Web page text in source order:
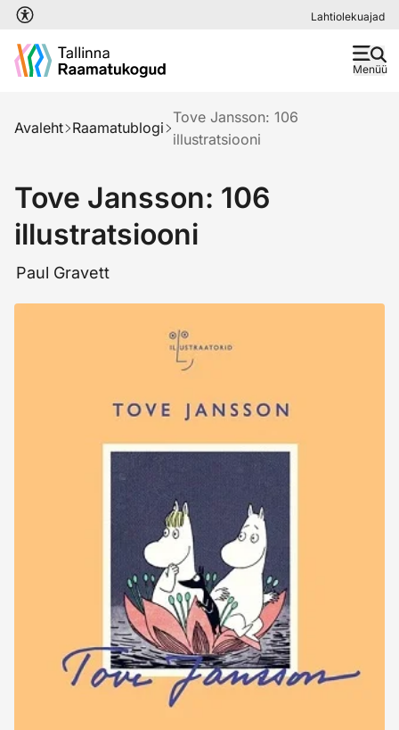
Liigu edasi põhisisu juurde Lahtiolekuajad
Menüü
Avaleht Raamatublogi
Tove Jansson: 106
illustratsiooni
Tove Jansson: 106
illustratsiooni
Paul Gravett